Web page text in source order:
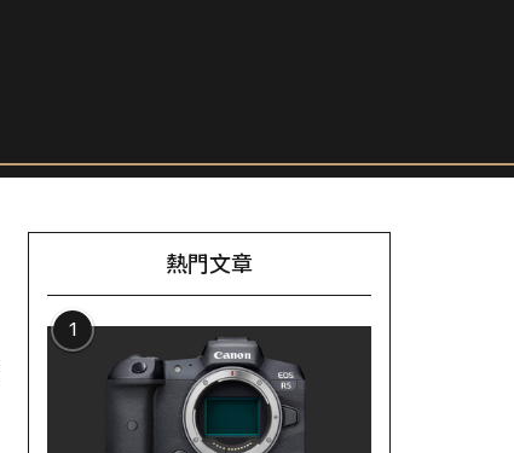
熱門文章
1